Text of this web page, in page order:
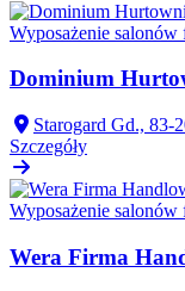
Wyposażenie salonów
Dominium
Starogard Gd., 83-
Szczegóły
Wyposażenie salonów
Wera Firma